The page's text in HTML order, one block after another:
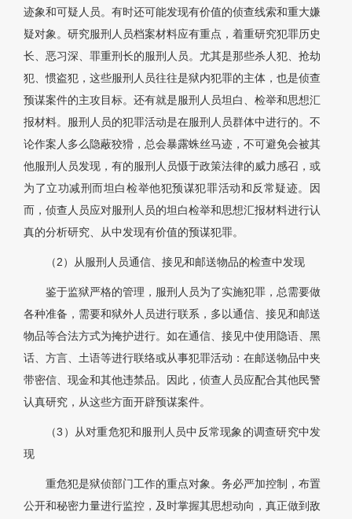
迹象和可疑人员。有时还可能发现有价值的侦查线索和重大嫌
疑对象。研究服刑人员档案材料应有重点，着重研究犯罪历史
长、恶习深、罪重刑长的服刑人员。尤其是那些杀人犯、抢劫
犯、惯盗犯，这些服刑人员往往是狱内犯罪的主体，也是侦查
预谋案件的主攻目标。还有就是服刑人员坦白、检举和思想汇
报材料。服刑人员的犯罪活动是在服刑人员群体中进行的。不
论作案人多么隐蔽狡猾，总会暴露蛛丝马迹，不可避免会被其
他服刑人员发现，有的服刑人员慑于政策法律的威力感召，或
为了立功减刑而坦白检举他犯预谋犯罪活动和反常疑迹。因
而，侦查人员应对服刑人员的坦白检举和思想汇报材料进行认
真的分析研究、从中发现有价值的预谋犯罪。
（2）从服刑人员通信、接见和邮送物品的检查中发现
鉴于监狱严格的管理，服刑人员为了实施犯罪，总需要做
各种准备，需要和狱外人员进行联系，多以通信、接见和邮送
物品等合法方式为掩护进行。如在通信、接见中使用隐语、黑
话、方言、土语等进行联络或从事犯罪活动：在邮送物品中夹
带密信、现金和其他违禁品。因此，侦查人员应配合其他民警
认真研究，从这些方面开辟预谋案件。
（3）从对重危犯和服刑人员中反常现象的调查研究中发
现
重危犯是狱侦部门工作的重点对象。务必严加控制，布置
公开和秘密力量进行监控，及时掌握其思想动向，真正做到敌